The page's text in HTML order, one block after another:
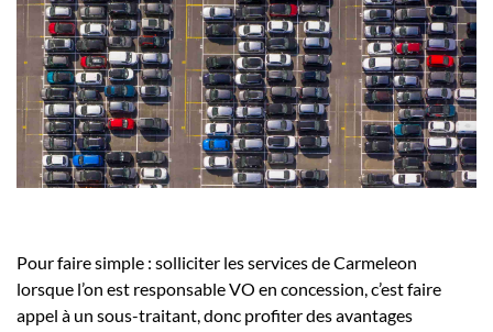
Pour faire simple : solliciter les services de Carmeleon
lorsque l’on est responsable VO en concession, c’est faire
appel à un sous-traitant, donc profiter des avantages